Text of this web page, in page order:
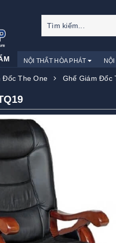
NỘI THẤT HÒA PHÁT
Đốc The One Ghế Giám Đốc